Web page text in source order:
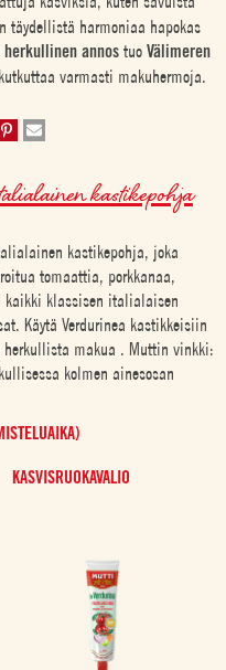
täydellistä harmoniaa hapokas
herkullinen annos tuo Välimeren
varmasti makuhermoja.
kastikepohja
kastikepohja, joka
tomaattia, porkkanaa,
klassisen italialaisen
Käytä Verdurinea kastikkeisiin
makua . Muttin vinkki:
kolmen ainesosan
KASVISRUOKAVALIO